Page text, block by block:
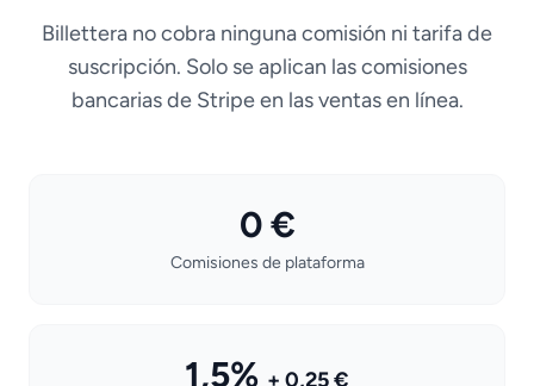
Billettera no cobra ninguna comisión ni tarifa de
suscripción. Solo se aplican las comisiones
bancarias de Stripe en las ventas en línea.
0 €
Comisiones de plataforma
1,5% + 0,25 €